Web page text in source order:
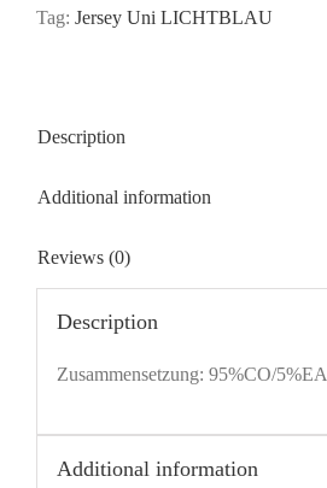
Tag: Jersey Uni LICHTBLAU
Description
Additional information
Reviews (0)
Description
Zusammensetzung: 95%CO/5%EA
Additional information